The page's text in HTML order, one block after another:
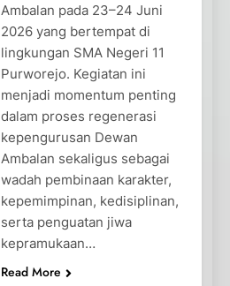
Ambalan pada 23–24 Juni
2026 yang bertempat di
lingkungan SMA Negeri 11
Purworejo. Kegiatan ini
menjadi momentum penting
dalam proses regenerasi
kepengurusan Dewan
Ambalan sekaligus sebagai
wadah pembinaan karakter,
kepemimpinan, kedisiplinan,
serta penguatan jiwa
kepramukaan…
Read More